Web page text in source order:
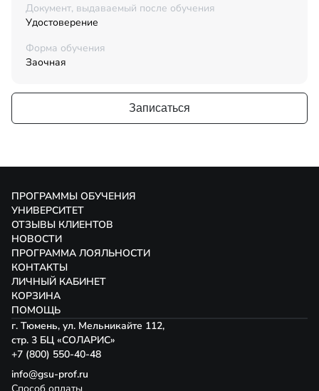
Документ, выдаваемый после обучения
Удостоверение
Форма обучения
Заочная
Записаться
ПРОГРАММЫ ОБУЧЕНИЯ
УНИВЕРСИТЕТ
ОТЗЫВЫ КЛИЕНТОВ
НОВОСТИ
ПРОГРАММА ЛОЯЛЬНОСТИ
КОНТАКТЫ
ЛИЧНЫЙ КАБИНЕТ
КОРЗИНА
ПОМОЩЬ
г. Тюмень, ул. Мельникайте 112,
стр. 3 БЦ «СОЛАРИС»
+7 (800) 550-40-48
info@gsu-prof.ru